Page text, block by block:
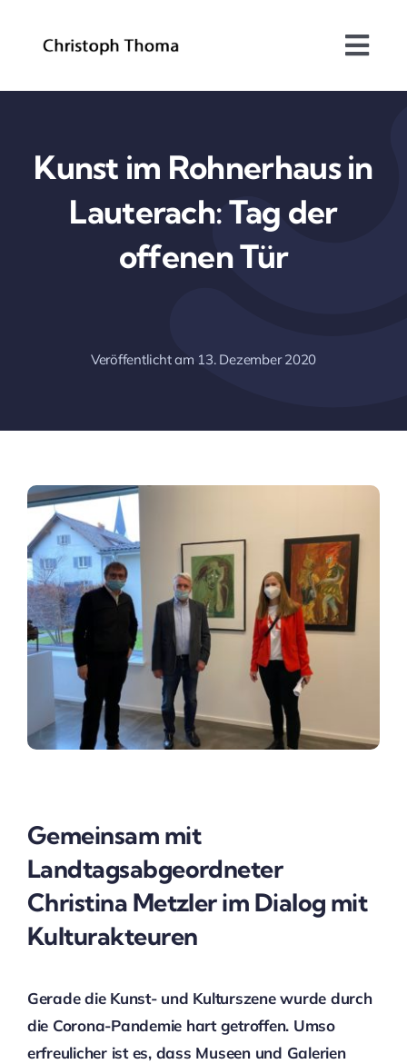
Über mich
Bundesrat
Arbeitsschwerpunkte
Kunst im Rohnerhaus in
Lauterach: Tag der
offenen Tür
Veröffentlicht am 13. Dezember 2020
Gemeinsam mit
Landtagsabgeordneter
Christina Metzler im Dialog mit
Kulturakteuren
Gerade die Kunst- und Kulturszene wurde durch
die Corona-Pandemie hart getroffen. Umso
erfreulicher ist es, dass Museen und Galerien